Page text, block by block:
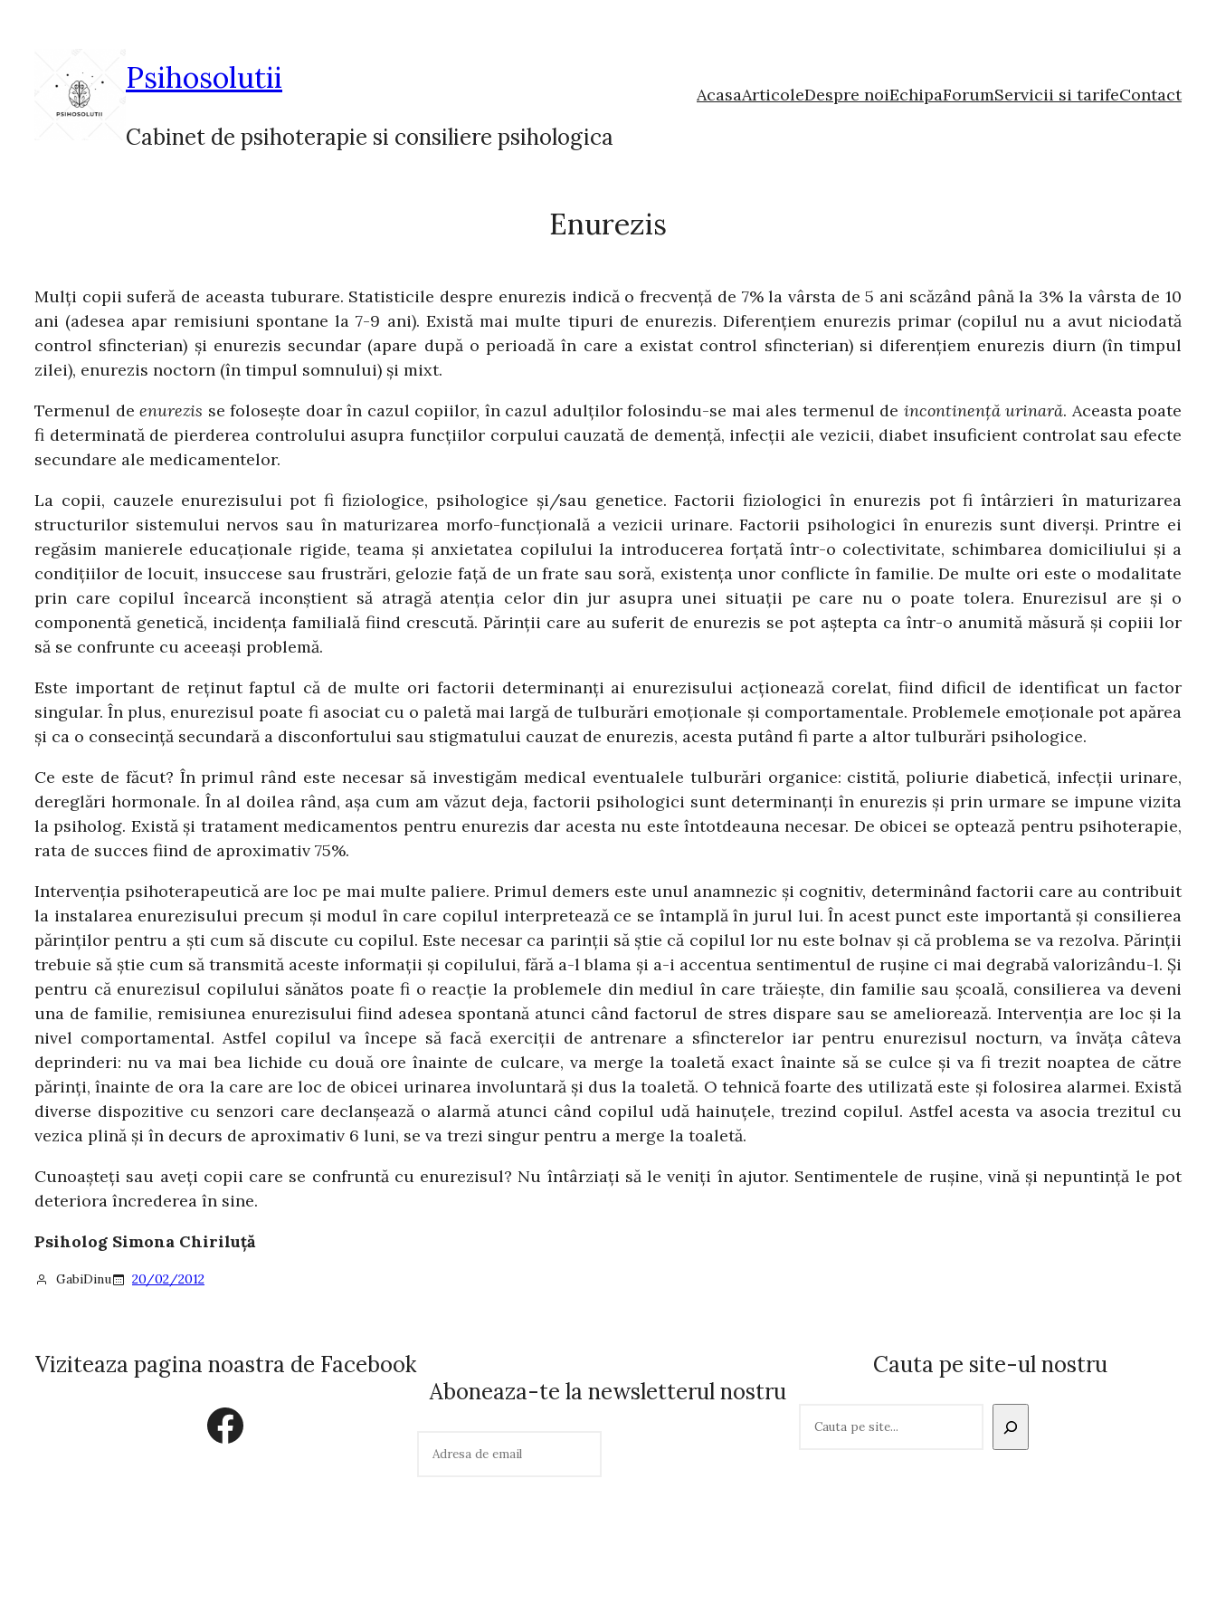
Psihosolutii
Cabinet de psihoterapie si consiliere psihologica
AcasaArticoleDespre noiEchipaForumServicii si tarifeContact
Enurezis
Mulţi copii suferă de aceasta tuburare. Statisticile despre enurezis indică o frecvenţă de 7% la vârsta de 5 ani scăzând până la 3% la vârsta de 10
ani (adesea apar remisiuni spontane la 7-9 ani). Există mai multe tipuri de enurezis. Diferenţiem enurezis primar (copilul nu a avut niciodată
control sfincterian) şi enurezis secundar (apare după o perioadă în care a existat control sfincterian) si diferenţiem enurezis diurn (în timpul
zilei), enurezis noctorn (în timpul somnului) şi mixt.
Termenul de enurezis se foloseşte doar în cazul copiilor, în cazul adulţilor folosindu-se mai ales termenul de incontinenţă urinară. Aceasta poate
fi determinată de pierderea controlului asupra funcţiilor corpului cauzată de demenţă, infecţii ale vezicii, diabet insuficient controlat sau efecte
secundare ale medicamentelor.
La copii, cauzele enurezisului pot fi fiziologice, psihologice şi/sau genetice. Factorii fiziologici în enurezis pot fi întârzieri în maturizarea
structurilor sistemului nervos sau în maturizarea morfo-funcţională a vezicii urinare. Factorii psihologici în enurezis sunt diverşi. Printre ei
regăsim manierele educaţionale rigide, teama şi anxietatea copilului la introducerea forţată într-o colectivitate, schimbarea domiciliului şi a
condiţiilor de locuit, insuccese sau frustrări, gelozie faţă de un frate sau soră, existenţa unor conflicte în familie. De multe ori este o modalitate
prin care copilul încearcă inconştient să atragă atenţia celor din jur asupra unei situaţii pe care nu o poate tolera. Enurezisul are şi o
componentă genetică, incidenţa familială fiind crescută. Părinţii care au suferit de enurezis se pot aştepta ca într-o anumită măsură şi copiii lor
să se confrunte cu aceeaşi problemă.
Este important de reţinut faptul că de multe ori factorii determinanţi ai enurezisului acţionează corelat, fiind dificil de identificat un factor
singular. În plus, enurezisul poate fi asociat cu o paletă mai largă de tulburări emoţionale şi comportamentale. Problemele emoţionale pot apărea
şi ca o consecinţă secundară a disconfortului sau stigmatului cauzat de enurezis, acesta putând fi parte a altor tulburări psihologice.
Ce este de făcut? În primul rând este necesar să investigăm medical eventualele tulburări organice: cistită, poliurie diabetică, infecţii urinare,
dereglări hormonale. În al doilea rând, aşa cum am văzut deja, factorii psihologici sunt determinanţi în enurezis şi prin urmare se impune vizita
la psiholog. Există şi tratament medicamentos pentru enurezis dar acesta nu este întotdeauna necesar. De obicei se optează pentru psihoterapie,
rata de succes fiind de aproximativ 75%.
Intervenţia psihoterapeutică are loc pe mai multe paliere. Primul demers este unul anamnezic şi cognitiv, determinând factorii care au contribuit
la instalarea enurezisului precum şi modul în care copilul interpretează ce se întamplă în jurul lui. În acest punct este importantă şi consilierea
părinţilor pentru a şti cum să discute cu copilul. Este necesar ca parinţii să ştie că copilul lor nu este bolnav şi că problema se va rezolva. Părinţii
trebuie să ştie cum să transmită aceste informaţii şi copilului, fără a-l blama şi a-i accentua sentimentul de ruşine ci mai degrabă valorizându-l. Şi
pentru că enurezisul copilului sănătos poate fi o reacţie la problemele din mediul în care trăieşte, din familie sau şcoală, consilierea va deveni
una de familie, remisiunea enurezisului fiind adesea spontană atunci când factorul de stres dispare sau se ameliorează. Intervenţia are loc şi la
nivel comportamental. Astfel copilul va începe să facă exerciţii de antrenare a sfincterelor iar pentru enurezisul nocturn, va învăţa câteva
deprinderi: nu va mai bea lichide cu două ore înainte de culcare, va merge la toaletă exact înainte să se culce şi va fi trezit noaptea de către
părinţi, înainte de ora la care are loc de obicei urinarea involuntară şi dus la toaletă. O tehnică foarte des utilizată este şi folosirea alarmei. Există
diverse dispozitive cu senzori care declanşează o alarmă atunci când copilul udă hainuţele, trezind copilul. Astfel acesta va asocia trezitul cu
vezica plină şi în decurs de aproximativ 6 luni, se va trezi singur pentru a merge la toaletă.
Cunoaşteţi sau aveţi copii care se confruntă cu enurezisul? Nu întârziaţi să le veniţi în ajutor. Sentimentele de ruşine, vină şi nepuntinţă le pot
deteriora încrederea în sine.
Psiholog Simona Chiriluţă
GabiDinu 20/02/2012
Viziteaza pagina noastra de Facebook
Facebook
Aboneaza-te la newsletterul nostru
Cauta pe site-ul nostru